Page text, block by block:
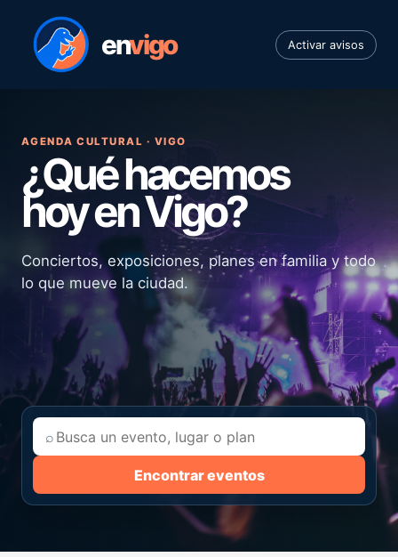
envigo Activar avisos
AGENDA CULTURAL · VIGO
¿Qué hacemos
hoy en Vigo?
Conciertos, exposiciones, planes en familia y todo
lo que mueve la ciudad.
⌕
Encontrar eventos